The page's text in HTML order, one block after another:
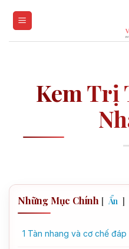
Kem Trị
Những Mục Chính [ Ẩn ]
1 Tàn nhang và cơ chế